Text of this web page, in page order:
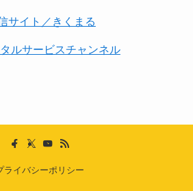
サイト／きくまる
ルサービスチャンネル
ライバシーポリシー